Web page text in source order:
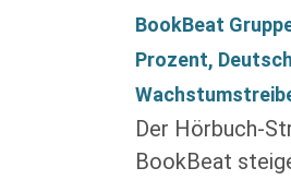
BookBeat
Prozent,
Der Hörbuch-
BookBeat